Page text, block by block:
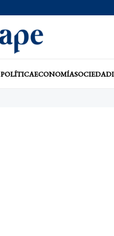
POLÍTICAECONOMÍASOCIEDAD